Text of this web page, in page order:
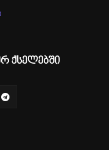
ქსელებში